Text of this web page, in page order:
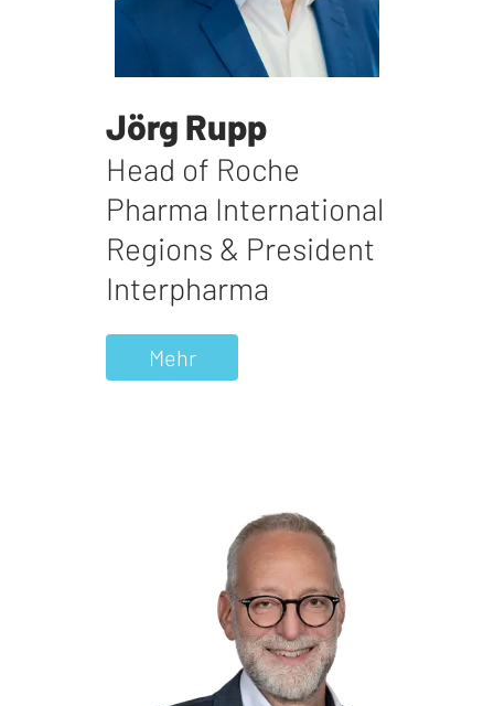
Jörg Rupp
Head of Roche
Pharma International
Regions & President
Interpharma
Mehr